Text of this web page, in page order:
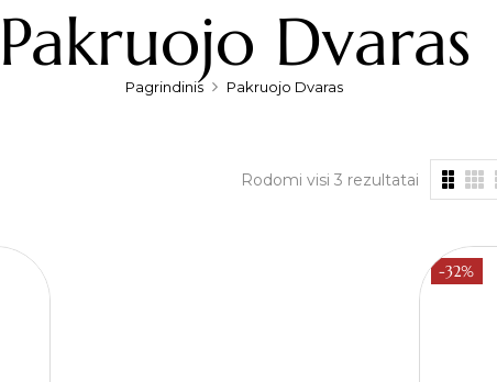
Pakruojo Dvaras
Pagrindinis Pakruojo Dvaras
Rodomi visi 3 rezultatai
-32%